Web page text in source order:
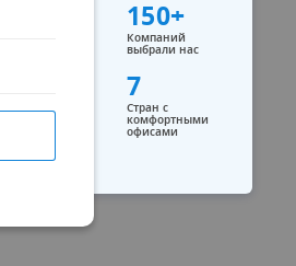
150+
Компаний
выбрали нас
7
Стран с
комфортными
офисами